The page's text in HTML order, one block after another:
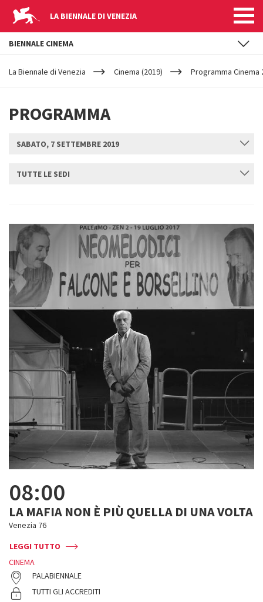
LA BIENNALE DI VENEZIA
YOUR
ARE
La Biennale di Venezia Cinema (2019) Programma
PROGRAMMA
SABATO, 7 SETTEMBRE 2019
TUTTE LE SEDI
08:00
LA MAFIA NON È PIÙ QUELLA DI UNA VOLTA
Venezia 76
LEGGI TUTTO
CINEMA
PALABIENNALE
TUTTI GLI ACCREDITI
BIENNALE CINEMA